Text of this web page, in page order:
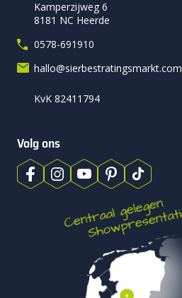
Kamperzijweg 6
8181 NC Heerde
0578-691910
hallo@sierbestratingsmarkt.com
KvK 82411794
Volg ons